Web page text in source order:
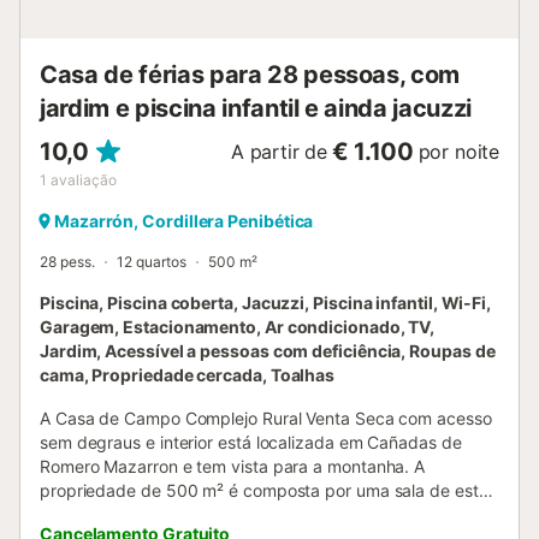
Casa de férias para 28 pessoas, com
jardim e piscina infantil e ainda jacuzzi
10,0
1 avaliação
A partir de € 1.100 por noite
Mazarrón, Cordillera Penibética
28 pess. 12 quartos 500 m²
Piscina, Piscina coberta, Jacuzzi, Piscina infantil, Wi-Fi,
Garagem, Estacionamento, Ar condicionado, TV,
Jardim, Acessível a pessoas com deficiência, Roupas de
cama, Propriedade cercada, Toalhas
A Casa de Campo Complejo Rural Venta Seca com acesso
sem degraus e interior está localizada em Cañadas de
Romero Mazarron e tem vista para a montanha. A
propriedade de 500 m² é composta por uma sala de estar
Cancelamento Gratuito